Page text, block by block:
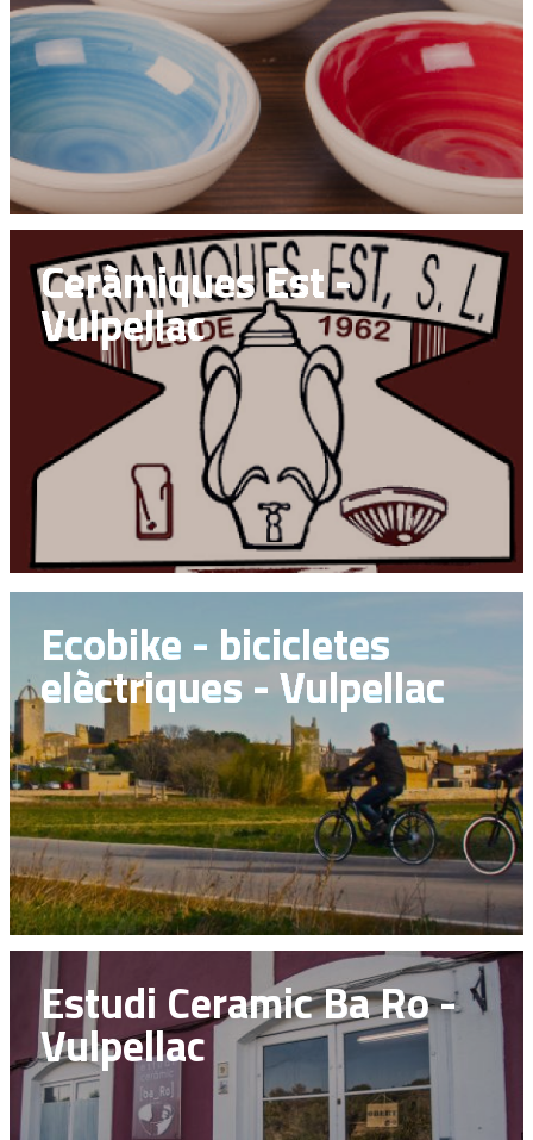
Ceràmiques Est -
Vulpellac
Ecobike - bicicletes
elèctriques - Vulpellac
Estudi Ceramic Ba Ro -
Vulpellac